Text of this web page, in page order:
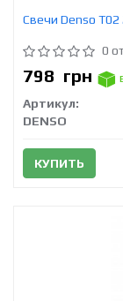
Свечи Denso
0
798 грн
Артикул:
DENSO
КУПИТЬ